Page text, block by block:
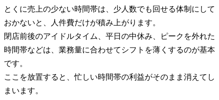
とくに売上の少ない時間帯は、少人数でも回せる体制にして
おかないと、人件費だけが積み上がります。
閉店前後のアイドルタイム、平日の中休み、ピークを外れた
時間帯などは、業務量に合わせてシフトを薄くするのが基本
です。
ここを放置すると、忙しい時間帯の利益がそのまま消えてし
まいます。